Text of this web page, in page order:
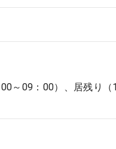
～09：00）、居残り